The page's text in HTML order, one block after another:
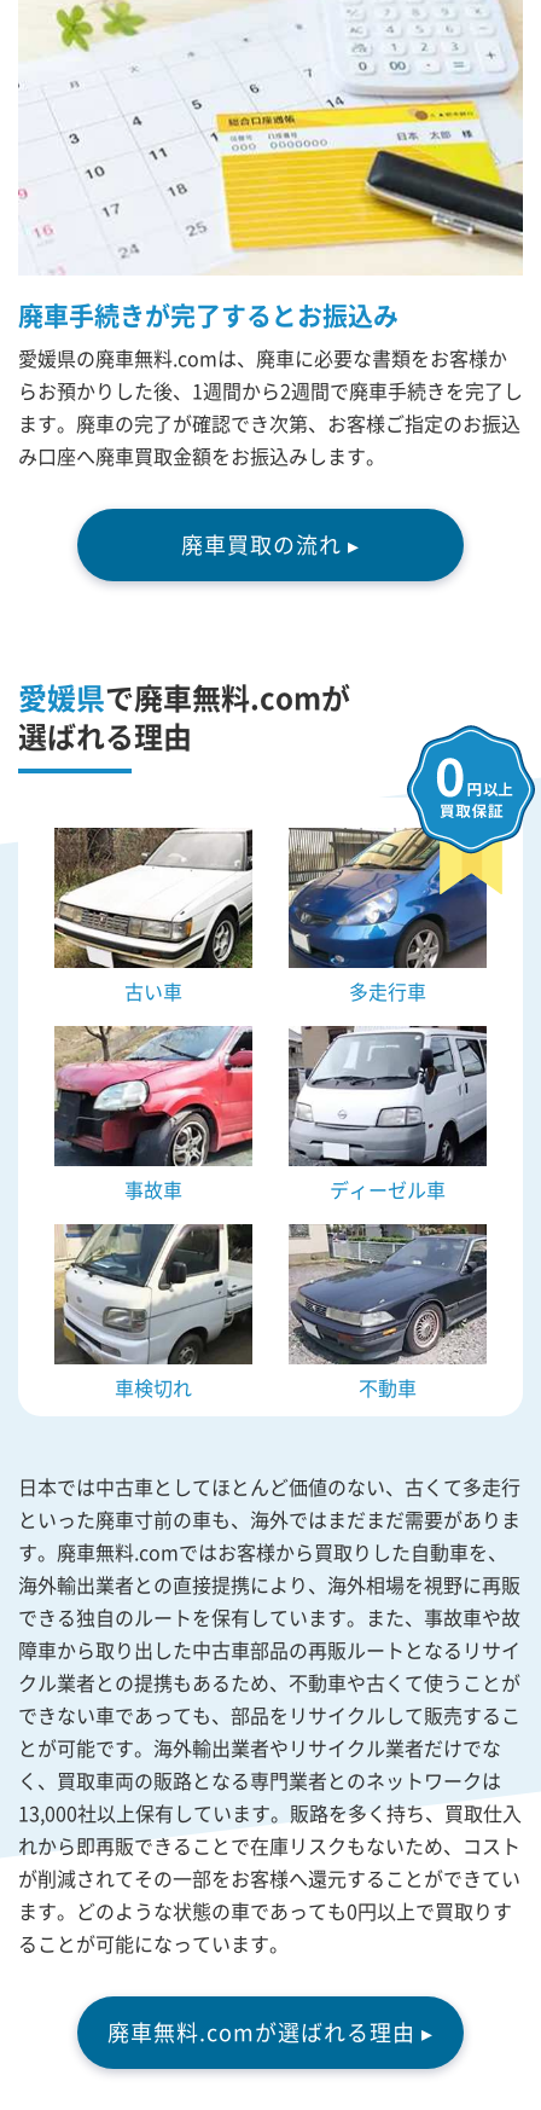
廃車手続きが完了するとお振込み
愛媛県の廃車無料.comは、廃車に必要な書類をお客様か
らお預かりした後、1週間から2週間で廃車手続きを完了し
ます。廃車の完了が確認でき次第、お客様ご指定のお振込
み口座へ廃車買取金額をお振込みします。
廃車買取の流れ ▸
愛媛県で廃車無料.comが
選ばれる理由
古い車 多走行車
事故車 ディーゼル車
車検切れ 不動車
日本では中古車としてほとんど価値のない、古くて多走行
といった廃車寸前の車も、海外ではまだまだ需要がありま
す。廃車無料.comではお客様から買取りした自動車を、
海外輸出業者との直接提携により、海外相場を視野に再販
できる独自のルートを保有しています。また、事故車や故
障車から取り出した中古車部品の再販ルートとなるリサイ
クル業者との提携もあるため、不動車や古くて使うことが
できない車であっても、部品をリサイクルして販売するこ
とが可能です。海外輸出業者やリサイクル業者だけでな
く、買取車両の販路となる専門業者とのネットワークは
13,000社以上保有しています。販路を多く持ち、買取仕入
れから即再販できることで在庫リスクもないため、コスト
が削減されてその一部をお客様へ還元することができてい
ます。どのような状態の車であっても0円以上で買取りす
ることが可能になっています。
廃車無料.comが選ばれる理由 ▸